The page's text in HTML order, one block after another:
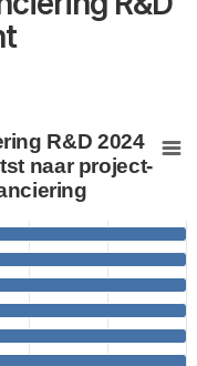
2024 per
Data ranges
R&D 2024
naar project-